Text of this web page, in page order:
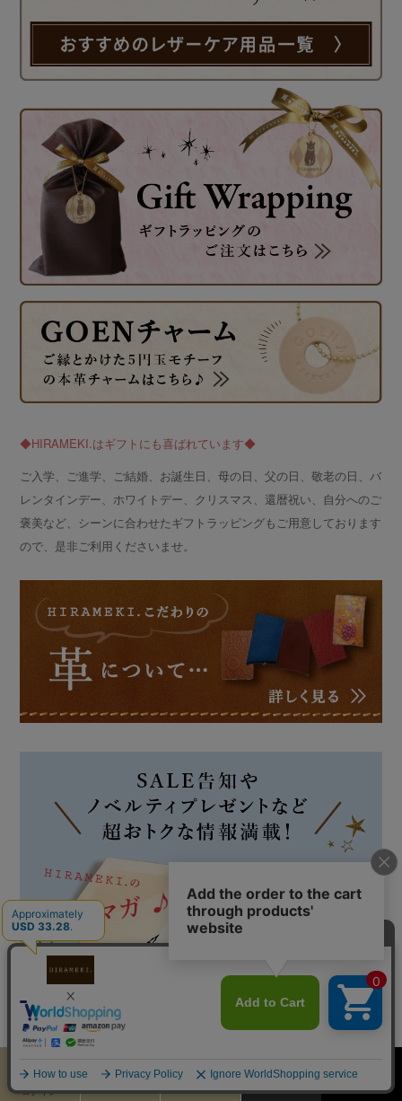
◆HIRAMEKI.はギフトにも喜ばれています◆
ご入学、ご進学、ご結婚、お誕生日、母の日、父の日、敬老の日、バ
レンタインデー、ホワイトデー、クリスマス、還暦祝い、自分へのご
褒美など、シーンに合わせたギフトラッピングもご用意しております
ので、是非ご利用くださいませ。
ログイン